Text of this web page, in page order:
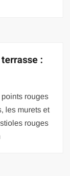
:
rouges
les murets et
rouges